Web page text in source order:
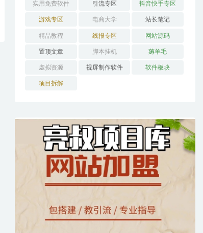
实用免费软件 引流专区 抖音快手专区
游戏专区 电商大学 站长笔记
精品教程 线报专区 网站源码
置顶文章 脚本挂机 薅羊毛
虚拟资源 视屏制作软件 软件板块
项目拆解